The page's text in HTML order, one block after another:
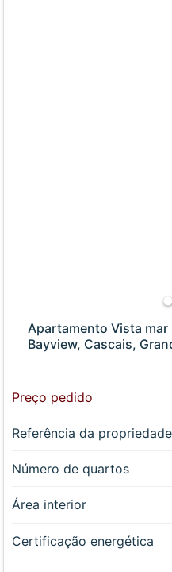
Apartamento Vista
Bayview, Cascais,
Preço pedido
Referência da propriedade
Número de quartos
Área interior
Certificação energética